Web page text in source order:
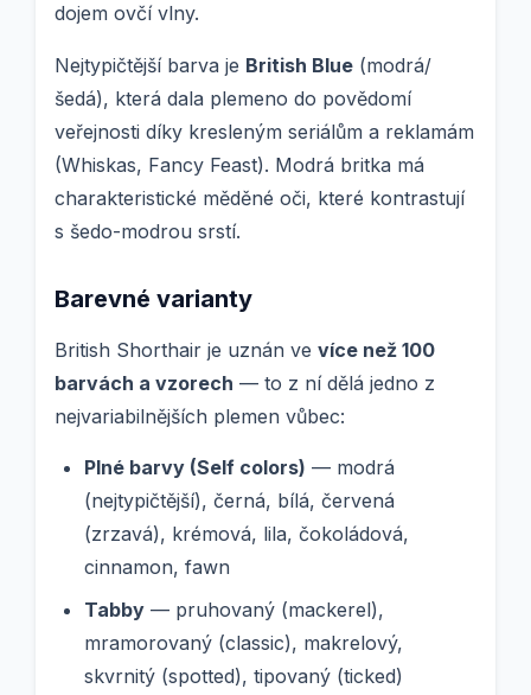
dojem ovčí vlny.
Nejtypičtější barva je British Blue (modrá/
šedá), která dala plemeno do povědomí
veřejnosti díky kresleným seriálům a reklamám
(Whiskas, Fancy Feast). Modrá britka má
charakteristické měděné oči, které kontrastují
s šedo-modrou srstí.
Barevné varianty
British Shorthair je uznán ve více než 100
barvách a vzorech — to z ní dělá jedno z
nejvariabilnějších plemen vůbec:
Plné barvy (Self colors) — modrá
(nejtypičtější), černá, bílá, červená
(zrzavá), krémová, lila, čokoládová,
cinnamon, fawn
Tabby — pruhovaný (mackerel),
mramorovaný (classic), makrelový,
skvrnitý (spotted), tipovaný (ticked)